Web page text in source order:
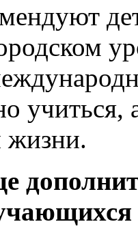
учиться,
жизни.